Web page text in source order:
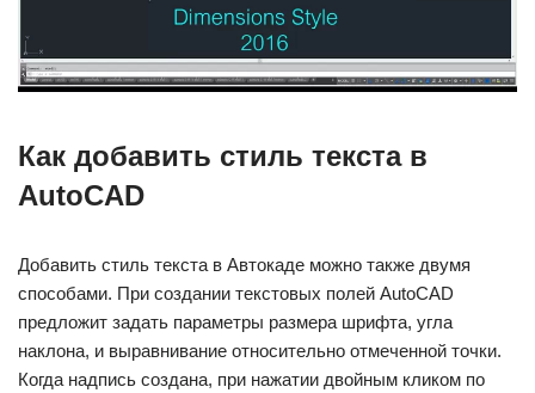
Как добавить стиль текста в
AutoCAD
Добавить стиль текста в Автокаде можно также двумя
способами. При создании текстовых полей AutoCAD
предложит задать параметры размера шрифта, угла
наклона, и выравнивание относительно отмеченной точки.
Когда надпись создана, при нажатии двойным кликом по